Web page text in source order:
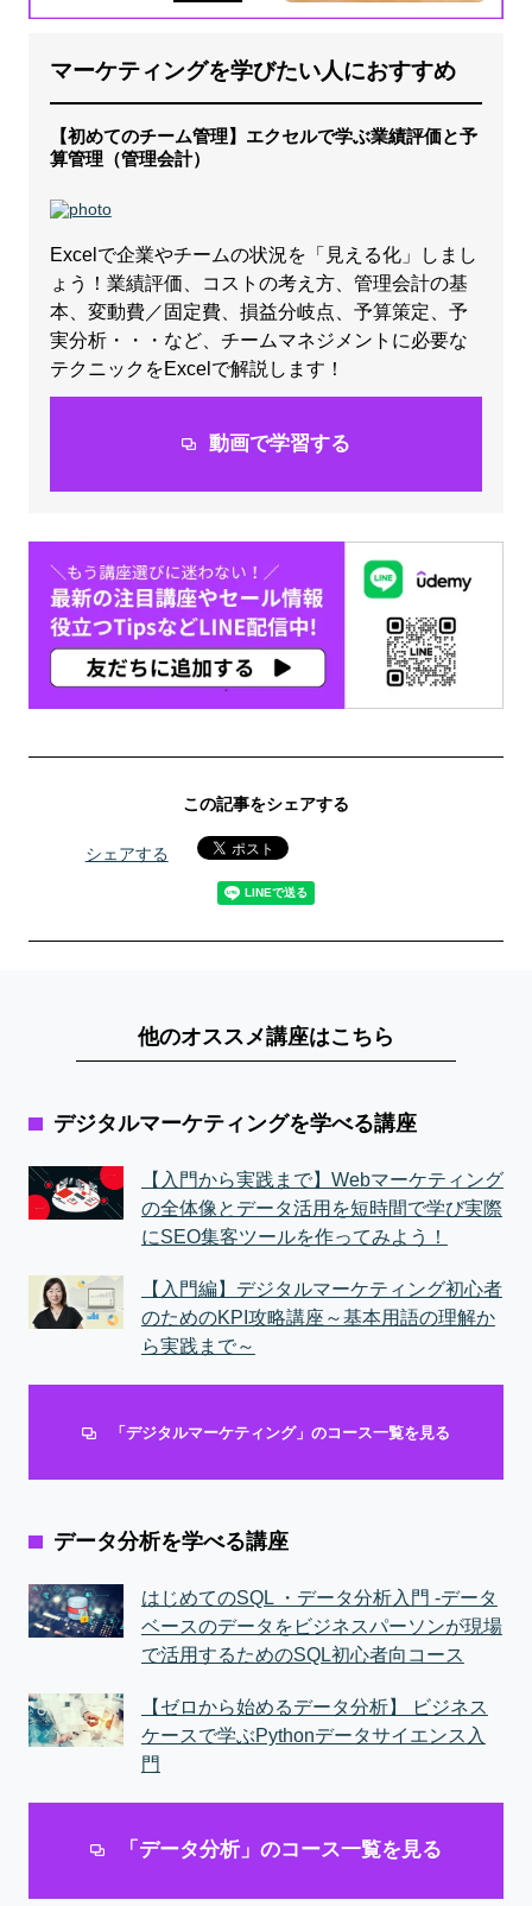
マーケティングを学びたい人におすすめ
【初めてのチーム管理】エクセルで学ぶ業績評価と予
算管理（管理会計）
Excelで企業やチームの状況を「見える化」しまし
ょう！業績評価、コストの考え方、管理会計の基
本、変動費／固定費、損益分岐点、予算策定、予
実分析・・・など、チームマネジメントに必要な
テクニックをExcelで解説します！
動画で学習する
この記事をシェアする
シェアする
他のオススメ講座はこちら
デジタルマーケティングを学べる講座
【入門から実践まで】Webマーケティング
の全体像とデータ活用を短時間で学び実際
にSEO集客ツールを作ってみよう！
【入門編】デジタルマーケティング初心者
のためのKPI攻略講座～基本用語の理解か
ら実践まで～
「デジタルマーケティング」のコース一覧を見る
データ分析を学べる講座
はじめてのSQL ・データ分析入門 -データ
ベースのデータをビジネスパーソンが現場
で活用するためのSQL初心者向コース
【ゼロから始めるデータ分析】 ビジネス
ケースで学ぶPythonデータサイエンス入
門
「データ分析」のコース一覧を見る